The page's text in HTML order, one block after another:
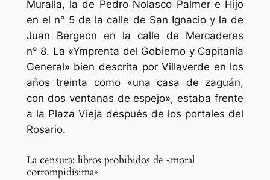
Muralla, la de Pedro Nolasco Palmer e Hijo
en el n° 5 de la calle de San Ignacio y la de
Juan Bergeon en la calle de Mercaderes
n° 8. La «Ymprenta del Gobierno y Capitanía
General» bien descrita por Villaverde en los
años treinta como «una casa de zaguán,
con dos ventanas de espejo», estaba frente
a la Plaza Vieja después de los portales del
Rosario.
La censura: libros prohibidos de «moral
corrompidísima»